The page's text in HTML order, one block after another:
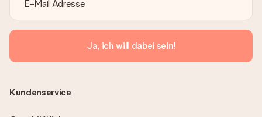
Ja, ich will dabei sein!
Kundenservice